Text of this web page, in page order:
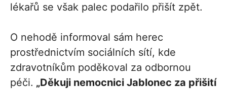
lékařů se však palec podařilo přišít zpět.
O nehodě informoval sám herec
prostřednictvím sociálních sítí, kde
zdravotníkům poděkoval za odbornou
péči. „Děkuji nemocnici Jablonec za přišití